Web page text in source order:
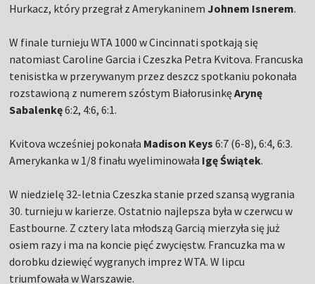
Hurkacz, który przegrał z Amerykaninem Johnem Isnerem.
W finale turnieju WTA 1000 w Cincinnati spotkają się
natomiast Caroline Garcia i Czeszka Petra Kvitova. Francuska
tenisistka w przerywanym przez deszcz spotkaniu pokonała
rozstawioną z numerem szóstym BiałorusinkęArynę
Sabalenkę6:2, 4:6, 6:1.
Kvitova wcześniej pokonała Madison Keys 6:7 (6-8), 6:4, 6:3.
Amerykanka w 1/8 finału wyeliminowała Igę Świątek.
W niedzielę 32-letnia Czeszka stanie przed szansą wygrania
30. turnieju w karierze. Ostatnio najlepsza była w czerwcu w
Eastbourne. Z cztery lata młodszą Garcią mierzyła się już
osiem razy i ma na koncie pięć zwycięstw. Francuzka ma w
dorobku dziewięć wygranych imprez WTA. W lipcu
triumfowała w Warszawie.